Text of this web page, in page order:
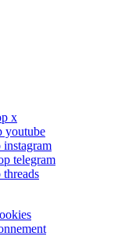
x
youtube
instagram
telegram